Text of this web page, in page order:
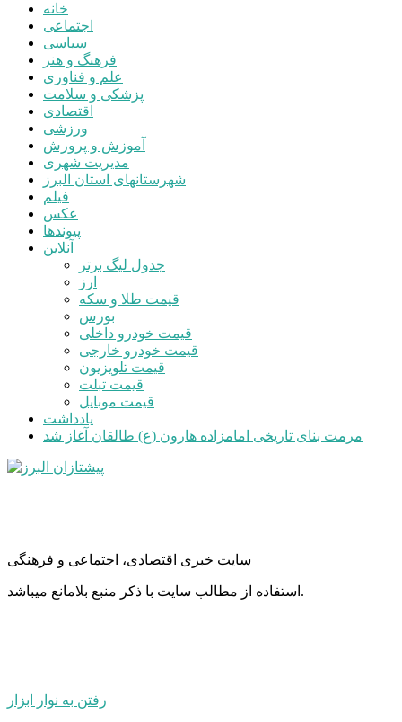
خانه
اجتماعی
سیاسی
فرهنگ و هنر
علم و فناوری
پزشکی و سلامت
اقتصادی
ورزشی
آموزش و پرورش
مدیریت شهری
شهرستانهای استان البرز
فیلم
عکس
پیوندها
آنلاین
جدول لیگ برتر
ارز
قیمت طلا و سکه
بورس
قیمت خودرو داخلی
قیمت خودرو خارجی
قیمت تلویزیون
قیمت تبلت
قیمت موبایل
یادداشت
مرمت بنای تاریخی امامزاده هارون (ع) طالقان آغاز شد
سایت خبری اقتصادی، اجتماعی و فرهنگی
استفاده از مطالب سایت با ذکر منبع بلامانع میباشد.
رفتن به نوار ابزار